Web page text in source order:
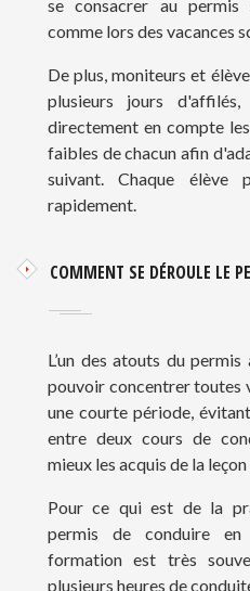
se consacrer au
comme lors des vacances
De plus, moniteurs et
plusieurs jours
directement en compte
faibles de chacun afin
suivant. Chaque élève
rapidement.
COMMENT SE DÉROULE LE
L’un des atouts du
pouvoir concentrer toutes
une courte période,
entre deux cours de
mieux les acquis de la
Pour ce qui est de la
permis de conduire
formation est très
plusieurs heures de